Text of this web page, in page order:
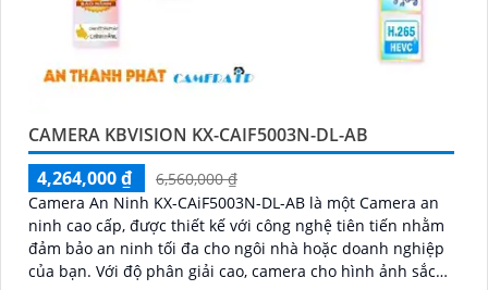
CAMERA KBVISION KX-CAIF5003N-DL-AB
4,264,000 ₫
6,560,000 ₫
Camera An Ninh KX-CAiF5003N-DL-AB là một Camera an
ninh cao cấp, được thiết kế với công nghệ tiên tiến nhằm
đảm bảo an ninh tối đa cho ngôi nhà hoặc doanh nghiệp
của bạn. Với độ phân giải cao, camera cho hình ảnh sắc